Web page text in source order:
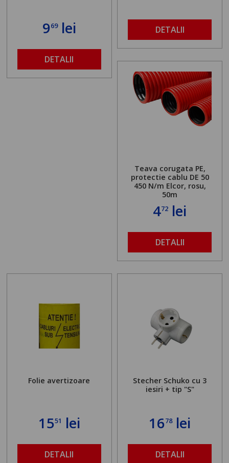
969lei
DETALII
DETALII
Teava corugata PE,
protectie cablu DE 50
450 N/m Elcor, rosu,
50m
472 lei
DETALII
Folie avertizoare
1551 lei
DETALII
Stecher Schuko cu 3
iesiri + tip "S"
1678lei
DETALII